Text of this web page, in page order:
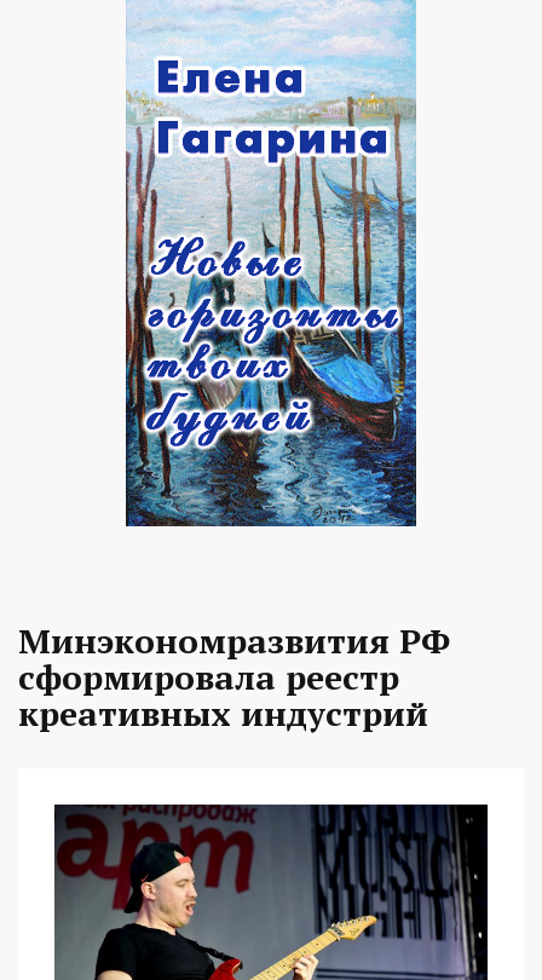
Минэкономразвития РФ
сформировала реестр
креативных индустрий